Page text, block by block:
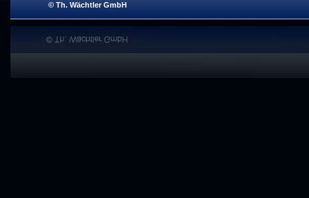
© Th. Wächtler GmbH